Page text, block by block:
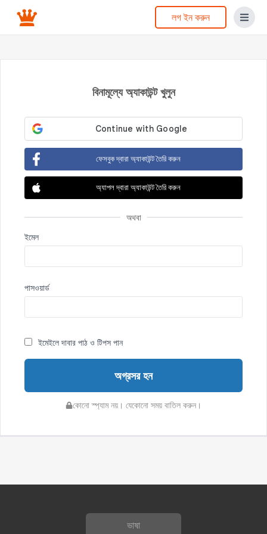
লগ ইন করুন
বিনামূল্যে অ্যাকাউন্ট খুলুন
ফেসবুক দ্বারা অ্যাকাউন্ট তৈরি করুন
অ্যাপল দ্বারা অ্যাকাউন্ট তৈরি করুন
অথবা
ইমেল
পাসওয়ার্ড
ইমেইলে দাবার পাঠ ও টিপস পান
অগ্রসর হন
কোনো স্প্যাম নয়। যেকোনো সময় বাতিল করুন।
ভাষা